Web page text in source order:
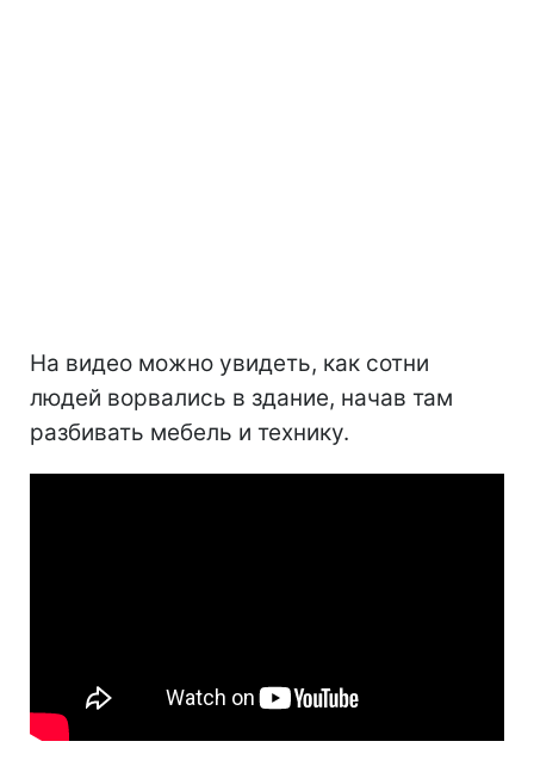
На видео можно увидеть, как сотни
людей ворвались в здание, начав там
разбивать мебель и технику.